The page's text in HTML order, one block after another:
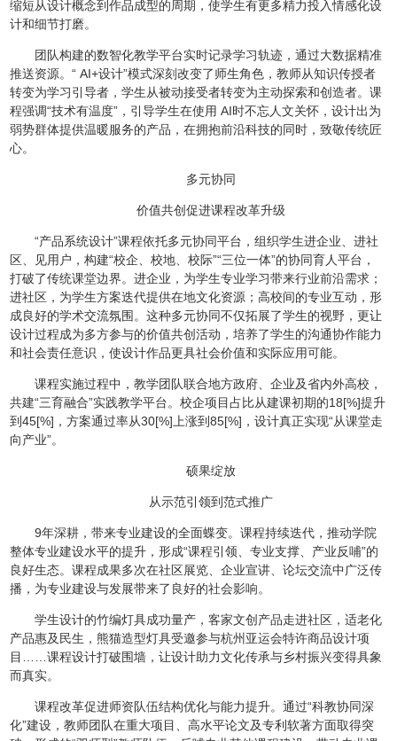
缩短从设计概念到作品成型的周期，使学生有更多精力投入情感化设
计和细节打磨。
团队构建的数智化教学平台实时记录学习轨迹，通过大数据精准
推送资源。“ AI+设计”模式深刻改变了师生角色，教师从知识传授者
转变为学习引导者，学生从被动接受者转变为主动探索和创造者。课
程强调“技术有温度”，引导学生在使用 AI时不忘人文关怀，设计出为
弱势群体提供温暖服务的产品，在拥抱前沿科技的同时，致敬传统匠
心。
多元协同
价值共创促进课程改革升级
“产品系统设计”课程依托多元协同平台，组织学生进企业、进社
区、见用户，构建“校企、校地、校际”“三位一体”的协同育人平台，
打破了传统课堂边界。进企业，为学生专业学习带来行业前沿需求；
进社区，为学生方案迭代提供在地文化资源；高校间的专业互动，形
成良好的学术交流氛围。这种多元协同不仅拓展了学生的视野，更让
设计过程成为多方参与的价值共创活动，培养了学生的沟通协作能力
和社会责任意识，使设计作品更具社会价值和实际应用可能。
课程实施过程中，教学团队联合地方政府、企业及省内外高校，
共建“三育融合”实践教学平台。校企项目占比从建课初期的18[%]提升
到45[%]，方案通过率从30[%]上涨到85[%]，设计真正实现“从课堂走
向产业”。
硕果绽放
从示范引领到范式推广
9年深耕，带来专业建设的全面蝶变。课程持续迭代，推动学院
整体专业建设水平的提升，形成“课程引领、专业支撑、产业反哺”的
良好生态。课程成果多次在社区展览、企业宣讲、论坛交流中广泛传
播，为专业建设与发展带来了良好的社会影响。
学生设计的竹编灯具成功量产，客家文创产品走进社区，适老化
产品惠及民生，熊猫造型灯具受邀参与杭州亚运会特许商品设计项
目……课程设计打破围墙，让设计助力文化传承与乡村振兴变得具象
而真实。
课程改革促进师资队伍结构优化与能力提升。通过“科教协同深
化”建设，教师团队在重大项目、高水平论文及专利软著方面取得突